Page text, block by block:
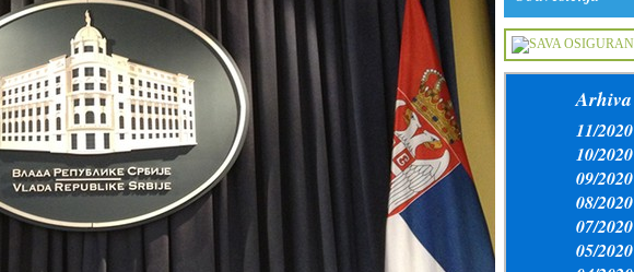
Arhiva
11/2020
10/2020
09/2020
08/2020
07/2020
05/2020